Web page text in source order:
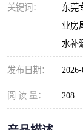
关键词：
东莞
业房
水补
发布日期：
阅 读 量： 208